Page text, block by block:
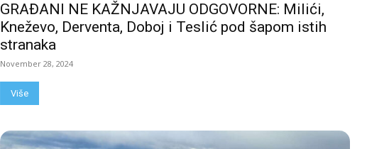
GRAĐANI NE KAŽNJAVAJU ODGOVORNE: Milići,
Kneževo, Derventa, Doboj i Teslić pod šapom istih
stranaka
November 28, 2024
Više